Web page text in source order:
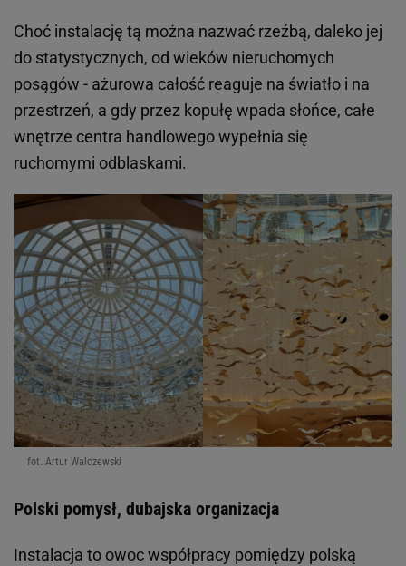
Choć instalację tą można nazwać rzeźbą, daleko jej
do statystycznych, od wieków nieruchomych
posągów - ażurowa całość reaguje na światło i na
przestrzeń, a gdy przez kopułę wpada słońce, całe
wnętrze centra handlowego wypełnia się
ruchomymi odblaskami.
fot. Artur Walczewski
Polski pomysł, dubajska organizacja
Instalacja to owoc współpracy pomiędzy polską